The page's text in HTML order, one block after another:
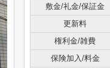
敷金/礼金/保証金
更新料
権利金/雑費
保険加入/料金